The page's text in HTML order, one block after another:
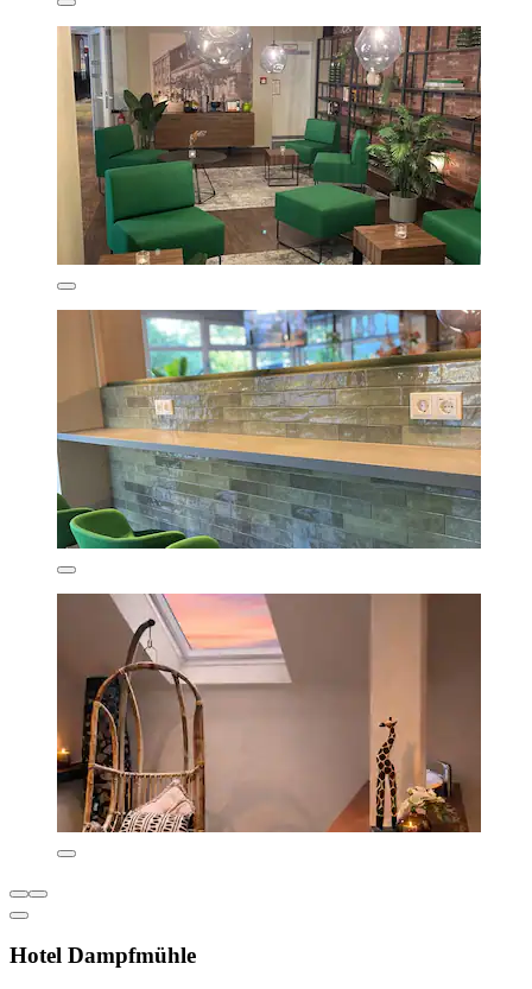
Hotel Dampfmühle